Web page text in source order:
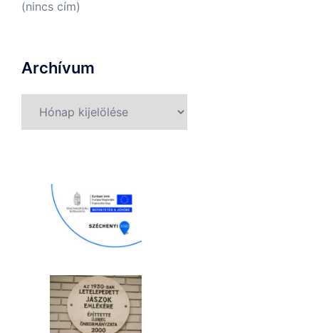
(nincs cím)
Archívum